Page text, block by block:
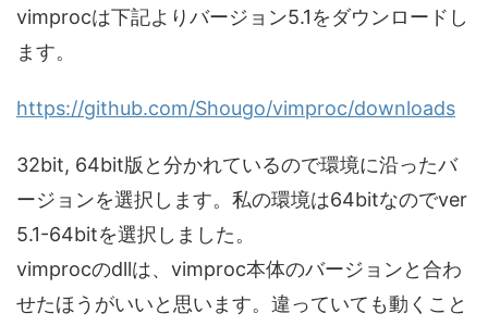
vimprocは下記よりバージョン5.1をダウンロードし
ます。
https://github.com/Shougo/vimproc/downloads
32bit, 64bit版と分かれているので環境に沿ったバ
ージョンを選択します。私の環境は64bitなのでver
5.1-64bitを選択しました。
vimprocのdllは、vimproc本体のバージョンと合わ
せたほうがいいと思います。違っていても動くこと